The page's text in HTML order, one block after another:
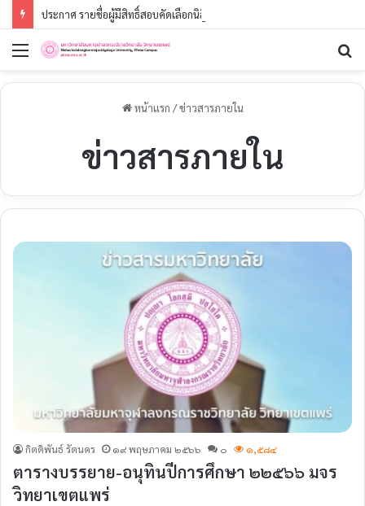
เมนู
หน้าแรก / ข่าวสารภายใน
ข่าวสารภายใน
กิตติพันธ์ รัตนคร ๑๙ พฤษภาคม ๒๕๖๖ ๐ ๑,๕๘๔
ตารางบรรยาย-อนุทินปีการศึกษา ๒๒๕๖๖ มจร
วิทยาเขตแพร่